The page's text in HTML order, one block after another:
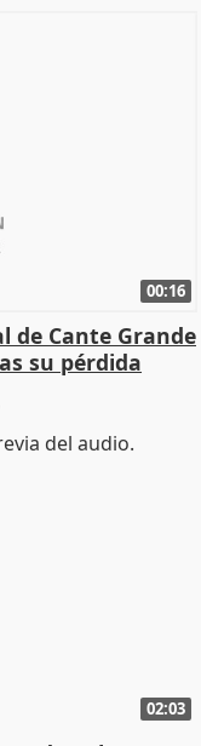
00:16
de Cante Grande
su pérdida
02:03